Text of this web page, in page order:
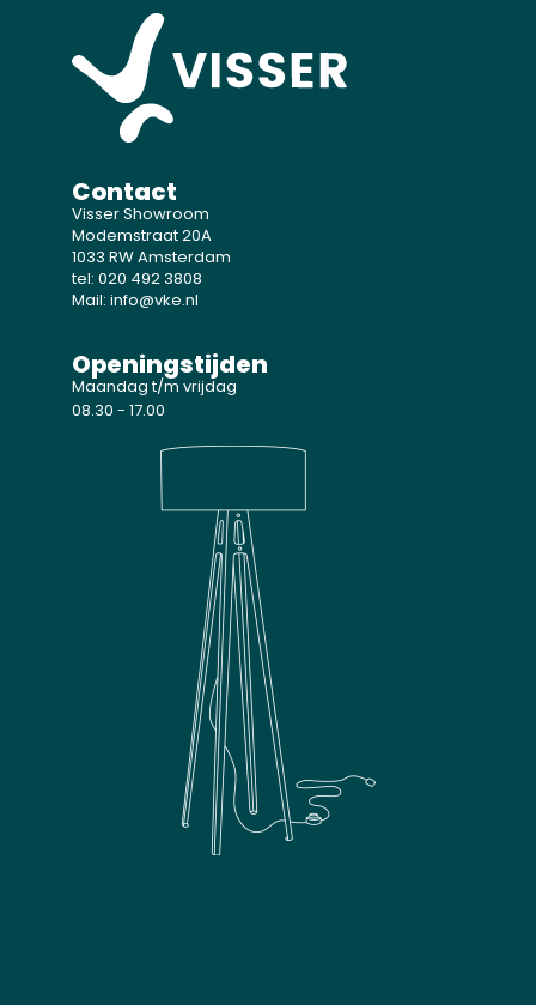
Contact
Visser Showroom
Modemstraat 20A
1033 RW Amsterdam
tel: 020 492 3808
Mail: info@vke.nl
Openingstijden
Maandag t/m vrijdag
08.30 - 17.00